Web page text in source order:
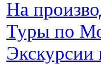
На
Туры по
Экскурсии